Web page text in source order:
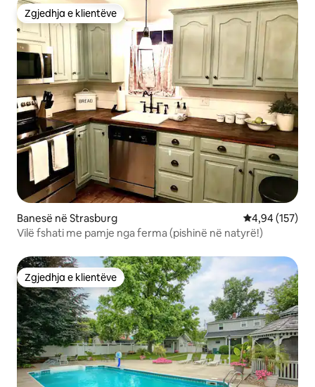
Zgjedhja e klientëve
Zgjedhja e klientëve
Banesë në Strasburg Vlerësimi
4,94 (157)
Vilë fshati me pamje nga ferma (pishinë në natyrë!)
Zgjedhja e klientëve
Zgjedhja e klientëve